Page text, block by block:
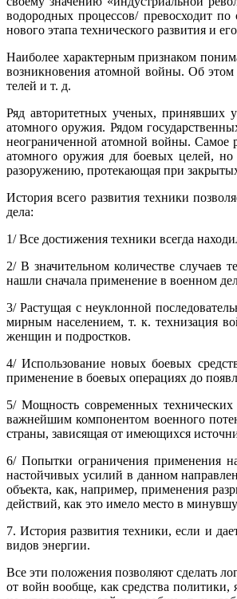
водородных процессов/ превосходит
нового этапа технического развития и
Наиболее характерным признаком
возникновения атомной войны. Об этом
телей и т. д.
Ряд авторитетных ученых, принявших
атомного оружия. Рядом
неограничен­ной атомной войны. Самое
атомного оружия для боевых целей,
разоружению, протекающая при
История всего развития техники
дела:
1/ Все достижения техники всегда
2/ В значительном количестве
нашли сначала применение в военном
3/ Растущая с неуклонной
мирным населением, т. к. технизация
женщин и подростков.
4/ Использование новых боевых
применение в боевых операциях до
5/ Мощность современных
важнейшим компонентом военного
страны, зави­сящая от имеющихся
6/ Попытки ограничения применения
настойчивых усилий в данном
объекта, как, например, применения
действий, как это имело место в
7. История развития техники, если и
видов энергии.
Все эти положения позволяют сделать
от войн вообще, как средства